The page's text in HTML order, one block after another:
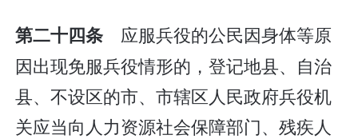
第二十四条 应服兵役的公民因身体等原
因出现免服兵役情形的，登记地县、自治
县、不设区的市、市辖区人民政府兵役机
关应当向人力资源社会保障部门、残疾人